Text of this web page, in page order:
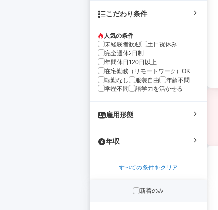
こだわり条件
人気の条件
未経験者歓迎
土日祝休み
完全週休2日制
年間休日120日以上
在宅勤務（リモートワーク）OK
転勤なし
服装自由
年齢不問
学歴不問
語学力を活かせる
雇用形態
年収
すべての条件をクリア
新着のみ